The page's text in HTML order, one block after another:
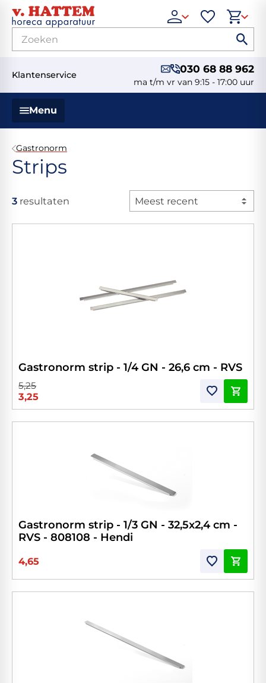
Klantenservice 030 68 88 962
ma t/m vr van 9:15 - 17:00 uur
Menu
Gastronorm
Strips
3 resultaten Meest recent
Gastronorm strip - 1/4 GN - 26,6 cm - RVS
5,25
3,25
Gastronorm strip - 1/3 GN - 32,5x2,4 cm -
RVS - 808108 - Hendi
4,65